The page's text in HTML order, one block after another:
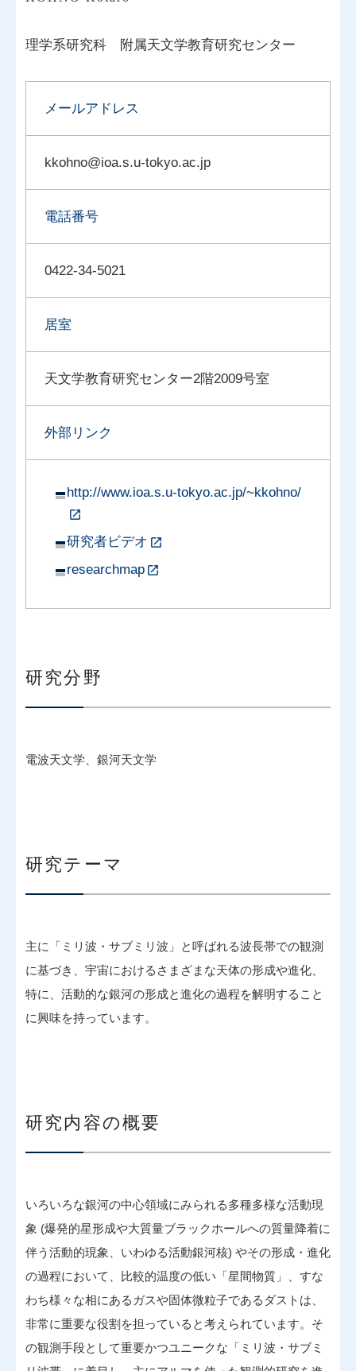
理学系研究科 附属天文学教育研究センター
メールアドレス
kkohno@ioa.s.u-tokyo.ac.jp
電話番号
0422-34-5021
居室
天文学教育研究センター2階2009号室
外部リンク
http://www.ioa.s.u-tokyo.ac.jp/~kkohno/
研究者ビデオ
researchmap
研究分野
電波天文学、銀河天文学
研究テーマ
主に「ミリ波・サブミリ波」と呼ばれる波長帯での観測
に基づき、宇宙におけるさまざまな天体の形成や進化、
特に、活動的な銀河の形成と進化の過程を解明すること
に興味を持っています。
研究内容の概要
いろいろな銀河の中心領域にみられる多種多様な活動現
象 (爆発的星形成や大質量ブラックホールへの質量降着に
伴う活動的現象、いわゆる活動銀河核) やその形成・進化
の過程において、比較的温度の低い「星間物質」、すな
わち様々な相にあるガスや固体微粒子であるダストは、
非常に重要な役割を担っていると考えられています。そ
の観測手段として重要かつユニークな「ミリ波・サブミ